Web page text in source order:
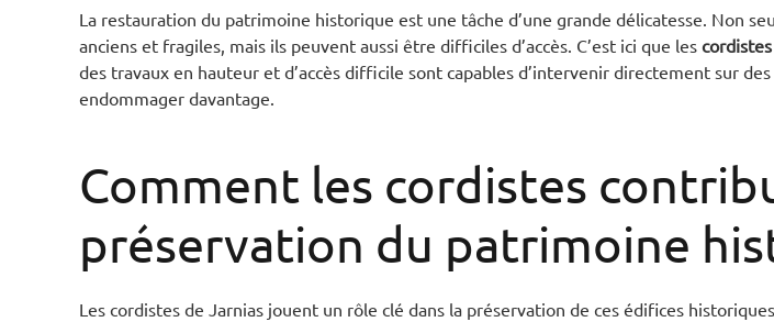
La restauration du patrimoine historique est une tâche d’une grande délicatesse. Non
anciens et fragiles, mais ils peuvent aussi être difficiles d’accès. C’est ici que les cordistes
des travaux en hauteur et d’accès difficile sont capables d’intervenir directement sur
endommager davantage.
Comment les cordistes
préservation du patrimoine
Les cordistes de Jarnias jouent un rôle clé dans la préservation de ces édifices